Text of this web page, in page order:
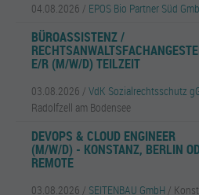
04.08.2026 / EPOS Bio Partner Süd
BÜROASSISTENZ /
E/R (M/W/D) TEILZEIT
03.08.2026 / VdK Sozialrechtsschutz
Radolfzell am Bodensee
DEVOPS & CLOUD ENGINEER
(M/W/D) - KONSTANZ, BERLIN
REMOTE
03.08.2026 / SEITENBAU GmbH /